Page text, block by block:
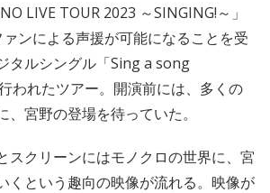
LIVE TOUR 2023 ～SINGING!～」
ンによる声援が可能になることを受
タルシングル「Sing a song
われたツアー。開演前には、多くの
、宮野の登場を待っていた。
スクリーンにはモノクロの世界に、宮
くという趣向の映像が流れる。映像が